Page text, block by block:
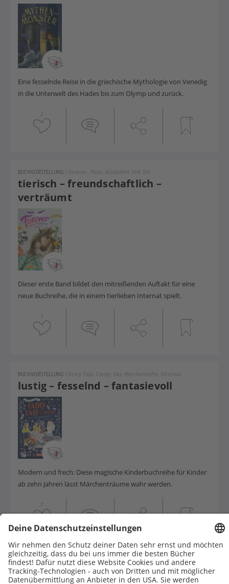
Eine fesselnde Reise in die griechische Mythologie von Venedig
in die Unterwelt des Hades bis zum Olymp und zurück.
2
tierisch – freundschaftlich –
verträumt
BUCHVORSTELLUNG | Forever. Mein Wildpferd Und Ich
Dieser erste Band bildet den mitreißenden Auftakt für eine
neue Buchreihe, die in einem tierlieben Internat spielt.
1
lustig – fesselnd – fantasievoll
BUCHVORSTELLUNG | Fairy Tale Camp: Das Märchenhafte Internat
Modern und frech: Diese magische Kinderbuchreihe für Kinder
ab zehn Jahren lässt Märchenträume wahr werden.
7
alltagsnah - positiv - ermutigend
BUCHVORSTELLUNG| Conni Auf Dem Reiterhof